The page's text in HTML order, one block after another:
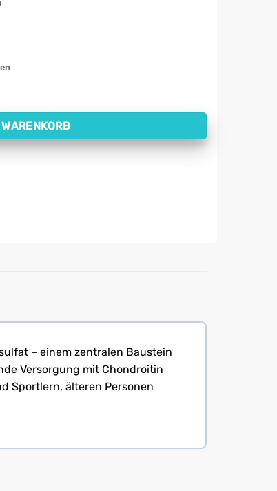
mg (60 Kapseln) Menge
– einem zentralen Baustein
Versorgung mit Chondroitin
Sportlern, älteren Personen